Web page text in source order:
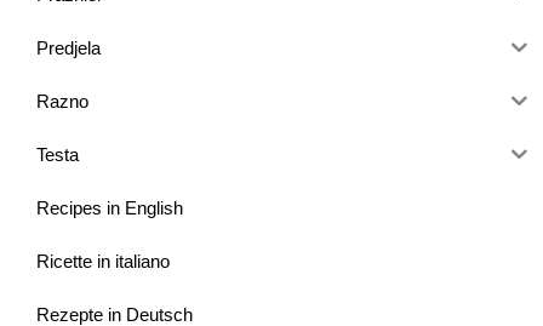
Predjela
Razno
Testa
Recipes in English
Ricette in italiano
Rezepte in Deutsch